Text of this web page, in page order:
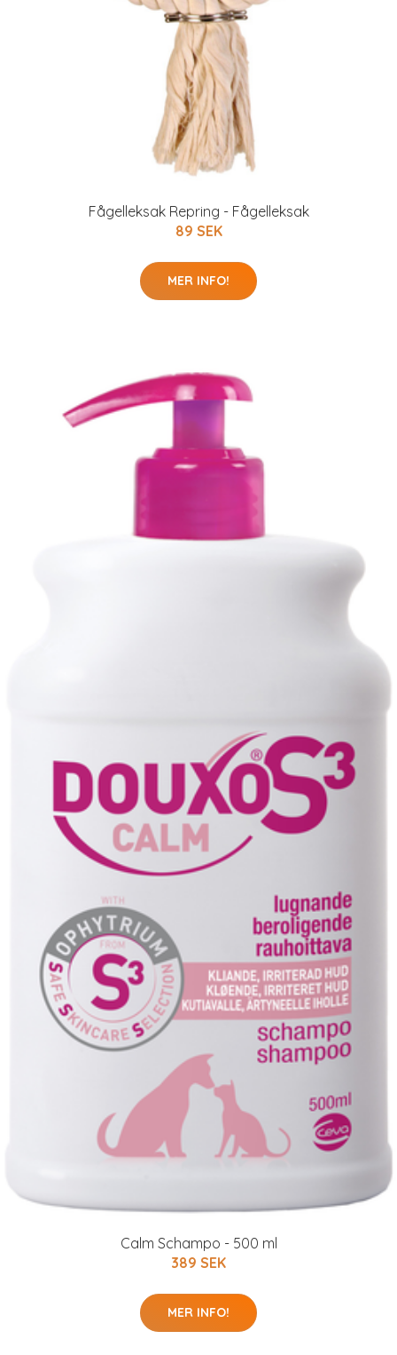
Fågelleksak Repring - Fågelleksak
89 SEK
MER INFO!
Calm Schampo - 500 ml
389 SEK
MER INFO!